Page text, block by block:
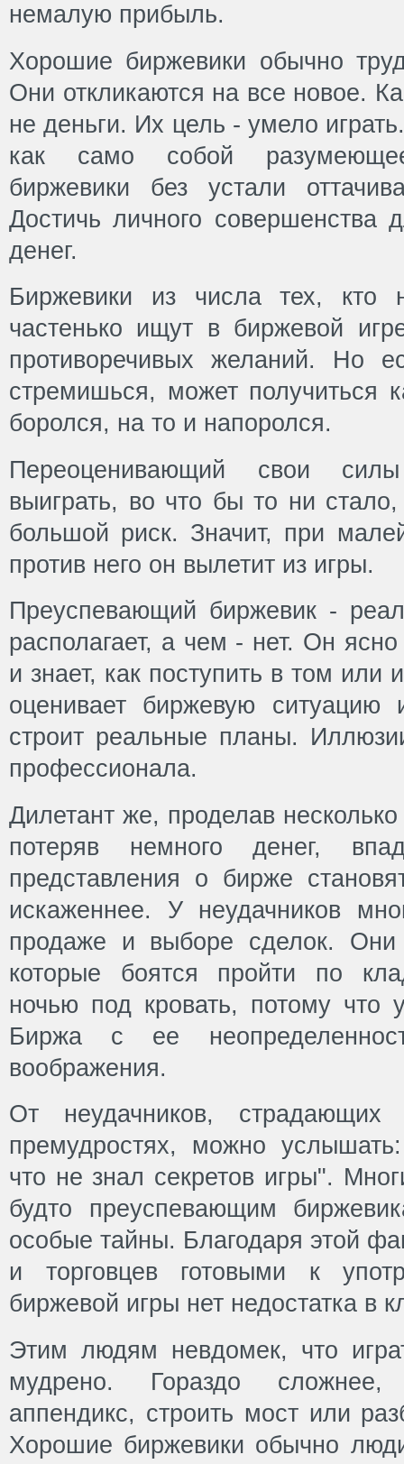
немалую прибыль.
Хорошие биржевики обычно
Они откликаются на все новое.
не деньги. Их цель - умело
как само собой
биржевики без устали
Достичь личного совершенства
денег.
Биржевики из числа тех,
частенько ищут в биржевой
противоречивых желаний. Но
стремишься, может получиться
боролся, на то и напоролся.
Переоценивающий свои
выиграть, во что бы то ни
большой риск. Значит, при
против него он вылетит из игры.
Преуспевающий биржевик -
располагает, а чем - нет. Он ясно
и знает, как поступить в том или
оценивает биржевую
строит реальные планы.
профессионала.
Дилетант же, проделав
потеряв немного денег,
представления о бирже
искаженнее. У неудачников
продаже и выборе сделок. Они
которые боятся пройти по
ночью под кровать, потому что
Биржа с ее
воображения.
От неудачников,
премудростях, можно
что не знал секретов игры".
будто преуспевающим
особые тайны. Благодаря этой
и торговцев готовыми к
биржевой игры нет недостатка в
Этим людям невдомек, что
мудрено. Гораздо сложнее,
аппендикс, строить мост или
Хорошие биржевики обычно